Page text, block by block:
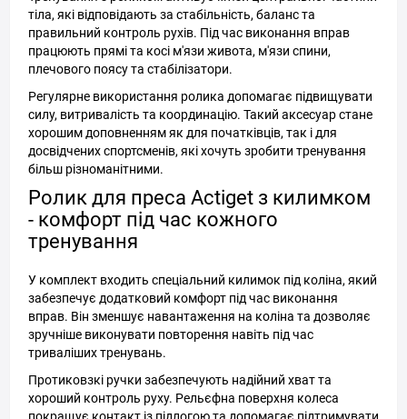
тіла, які відповідають за стабільність, баланс та
правильний контроль рухів. Під час виконання вправ
працюють прямі та косі м'язи живота, м'язи спини,
плечового поясу та стабілізатори.
Регулярне використання ролика допомагає підвищувати
силу, витривалість та координацію. Такий аксесуар стане
хорошим доповненням як для початківців, так і для
досвідчених спортсменів, які хочуть зробити тренування
більш різноманітними.
Ролик для преса Actiget з килимком
- комфорт під час кожного
тренування
У комплект входить спеціальний килимок під коліна, який
забезпечує додатковий комфорт під час виконання
вправ. Він зменшує навантаження на коліна та дозволяє
зручніше виконувати повторення навіть під час
триваліших тренувань.
Протиковзкі ручки забезпечують надійний хват та
хороший контроль руху. Рельєфна поверхня колеса